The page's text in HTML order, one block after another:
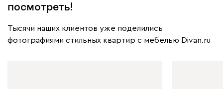
посмотреть!
Тысячи наших клиентов уже поделились
фотографиями стильных квартир с мебелью Divan.ru